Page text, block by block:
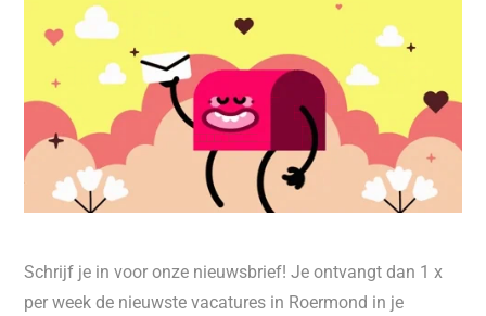
Schrijf je in voor onze nieuwsbrief! Je ontvangt dan 1 x
per week de nieuwste vacatures in Roermond in je